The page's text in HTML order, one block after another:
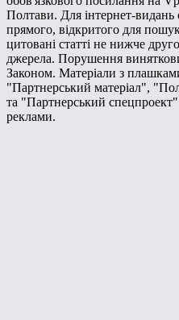
Полтави. Для інтернет-видань
прямого, відкритого для
цитовані статті не нижче
джерела. Порушення
Законом. Матеріали з
"Партнерський матеріал",
та "Партнерський
реклами.